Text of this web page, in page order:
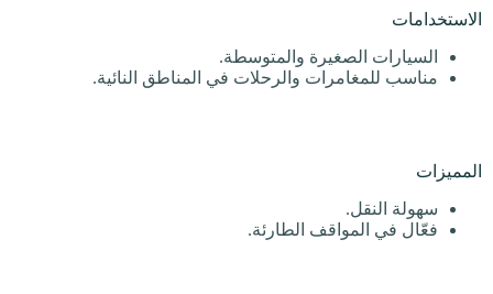
الاستخدامات
السيارات الصغيرة والمتوسطة.
مناسب للمغامرات والرحلات في المناطق النائية.
المميزات
سهولة النقل.
فعّال في المواقف الطارئة.